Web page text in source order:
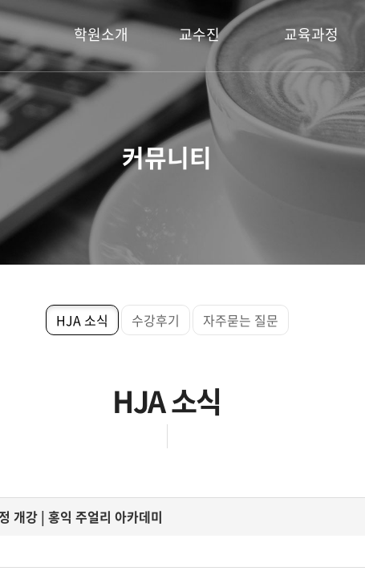
학원소개
인사말
내부 시설
오시는 길
교수진
원장
강사진
교육과정
국가공인 보석감정사
주얼리전문 자격증
커뮤니티
HJA 소식 수강후기 자주묻는 질문
HJA 소식
개강 | 홍익 주얼리 아카데미